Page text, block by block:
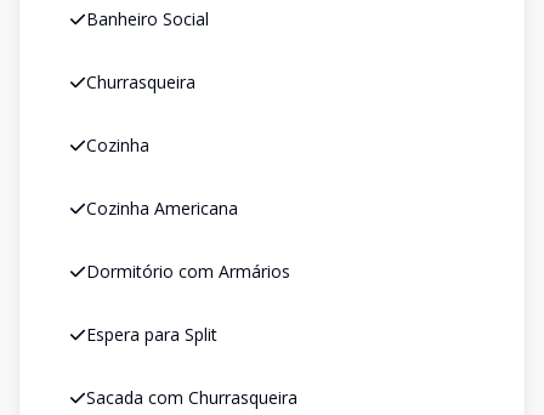
Banheiro Social
Churrasqueira
Cozinha
Cozinha Americana
Dormitório com Armários
Espera para Split
Sacada com Churrasqueira